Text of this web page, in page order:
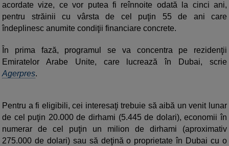
acordate vize, ce vor putea fi reînnoite odată la cinci ani,
pentru străinii cu vârsta de cel puţin 55 de ani care
îndeplinesc anumite condiţii financiare concrete.
În prima fază, programul se va concentra pe rezidenţii
Emiratelor Arabe Unite, care lucrează în Dubai, scrie
Agerpres.
Pentru a fi eligibili, cei interesaţi trebuie să aibă un venit lunar
de cel puţin 20.000 de dirhami (5.445 de dolari), economii în
numerar de cel puţin un milion de dirhami (aproximativ
275.000 de dolari) sau să deţină o proprietate în Dubai cu o